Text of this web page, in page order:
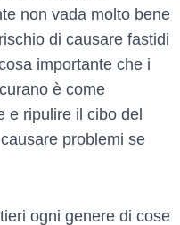
non vada molto bene
di causare fastidi
importante che i
è come
e ripulire il cibo del
problemi se
ogni genere di cose